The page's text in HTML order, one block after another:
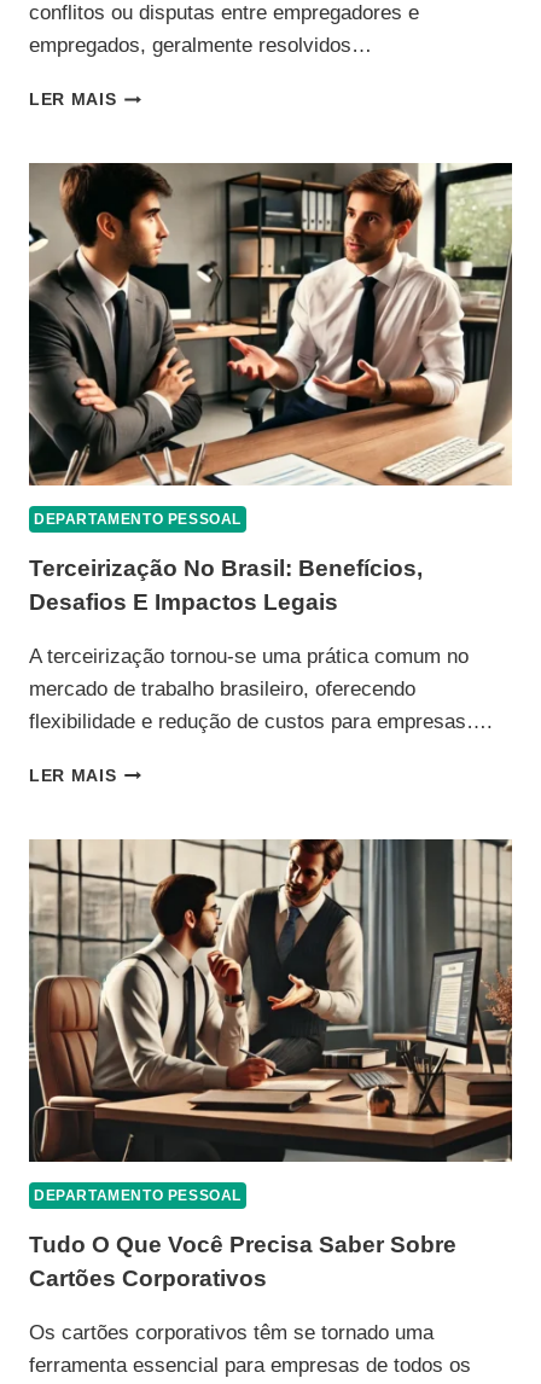
conflitos ou disputas entre empregadores e
empregados, geralmente resolvidos…
LER MAISDISSÍDIOS:
CONFLITOS
TRABALHISTAS
NO
BRASIL
DEPARTAMENTO PESSOAL
Terceirização No Brasil: Benefícios,
Desafios E Impactos Legais
A terceirização tornou-se uma prática comum no
mercado de trabalho brasileiro, oferecendo
flexibilidade e redução de custos para empresas….
LER MAISTERCEIRIZAÇÃO
BENEFÍCIOS,
DESAFIOS
E
IMPACTOS
LEGAIS
DEPARTAMENTO PESSOAL
Tudo O Que Você Precisa Saber Sobre
Cartões Corporativos
Os cartões corporativos têm se tornado uma
ferramenta essencial para empresas de todos os